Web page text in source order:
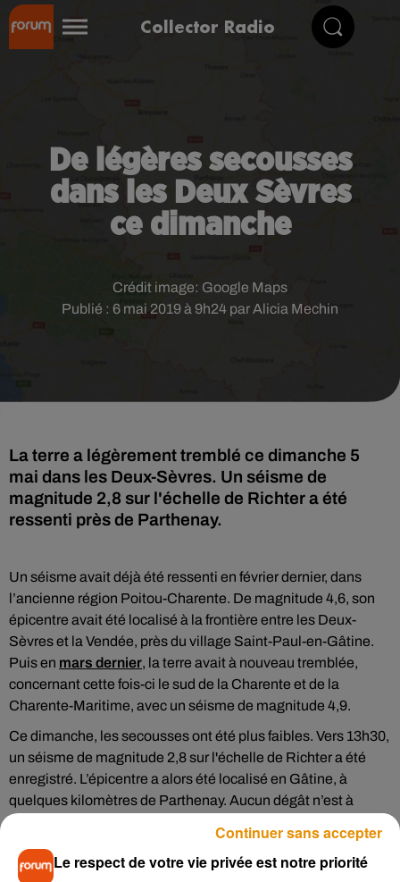
Collector Radio
De légères secousses
dans les Deux Sèvres
ce dimanche
Publié : 6 mai 2019 à 9h24 par Alicia Mechin
Crédit image: Google Maps
La terre a légèrement tremblé ce dimanche 5
mai dans les Deux-Sèvres. Un séisme de
magnitude 2,8 sur l'échelle de Richter a été
ressenti près de Parthenay.
Un séisme avait déjà été ressenti en février dernier, dans
l’ancienne région Poitou-Charente. De magnitude 4,6, son
épicentre avait été localisé à la frontière entre les Deux-
Sèvres et la Vendée, près du village Saint-Paul-en-Gâtine.
Puis en mars dernier, la terre avait à nouveau tremblée,
concernant cette fois-ci le sud de la Charente et de la
Charente-Maritime, avec un séisme de magnitude 4,9.
Ce dimanche, les secousses ont été plus faibles. Vers 13h30,
un séisme de magnitude 2,8 sur l'échelle de Richter a été
enregistré. L’épicentre a alors été localisé en Gâtine, à
quelques kilomètres de Parthenay. Aucun dégât n’est à
C'était bien un tremblement de terre, ce midi, encore et
encore.. décidement, on les enchaine en deux-sèvres
Le respect de votre vie privée est notre priorité
Continuer sans accepter